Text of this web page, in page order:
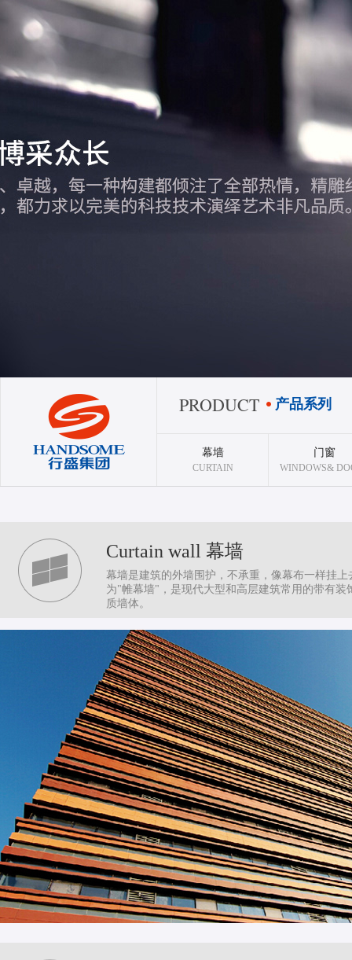
PRODUCT 产品系列
幕墙
CURTAIN
门窗
WINDOWS&
Curtain wall 幕墙
幕墙是建筑的外墙围护，不承重，像幕布一样挂上
为"帷幕墙"，是现代大型和高层建筑常用的带有装
质墙体。